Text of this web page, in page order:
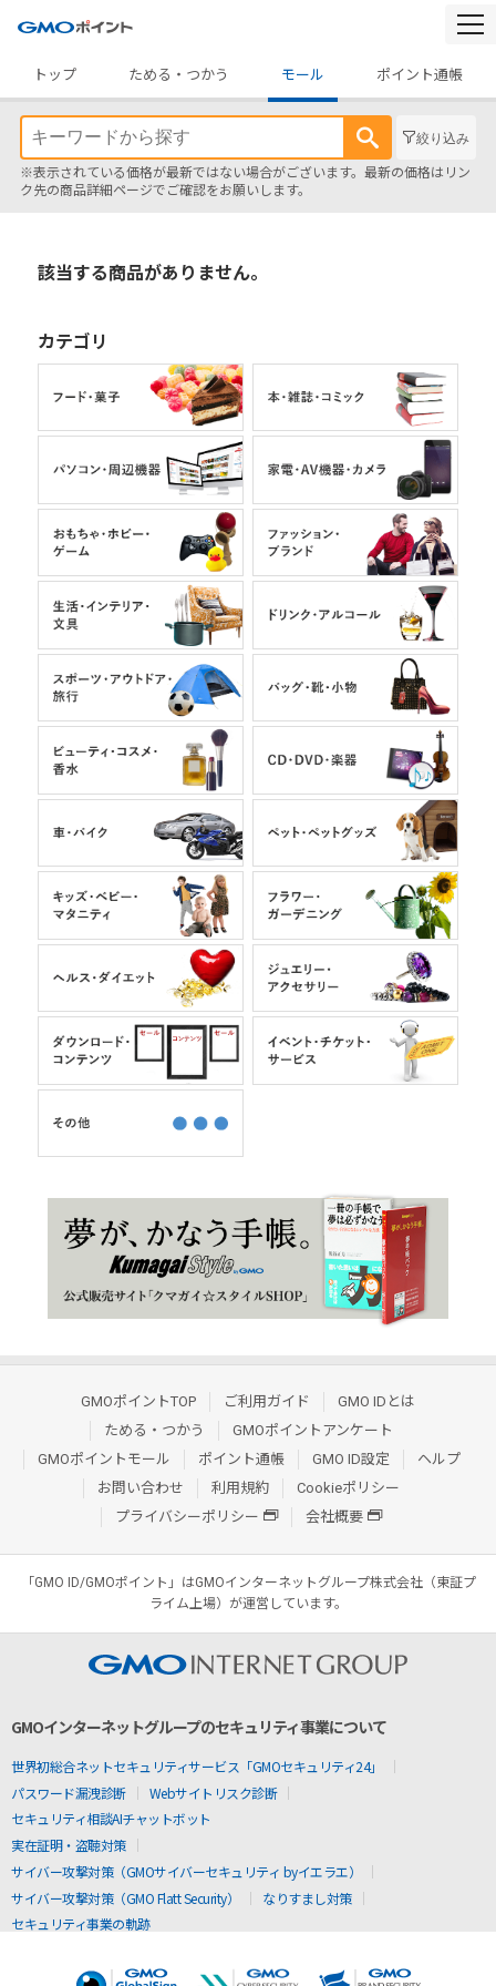
トップ
ためる・つかう モール ポイント通帳
絞り込み
※表示されている価格が最新ではない場合がございます。最新の価格はリン
ク先の商品詳細ページでご確認をお願いします。
該当する商品がありません。
カテゴリ
GMOポイントTOP ご利用ガイド
GMO IDとは
ためる・つかう
GMOポイントアンケート
GMOポイントモール
ポイント通帳 GMO ID設定
ヘルプ
お問い合わせ
利用規約
Cookieポリシー
プライバシーポリシー
会社概要
「GMO ID/GMOポイント」はGMOインターネットグループ株式会社（東証プ
ライム上場）が運営しています。
GMOインターネットグループのセキュリティ事業について
世界初総合ネットセキュリティサービス「GMOセキュリティ24」
パスワード漏洩診断
Webサイトリスク診断
セキュリティ相談AIチャットボット
実在証明・盗聴対策
サイバー攻撃対策（GMOサイバーセキュリティ byイエラエ）
サイバー攻撃対策（GMO Flatt Security）
なりすまし対策
セキュリティ事業の軌跡